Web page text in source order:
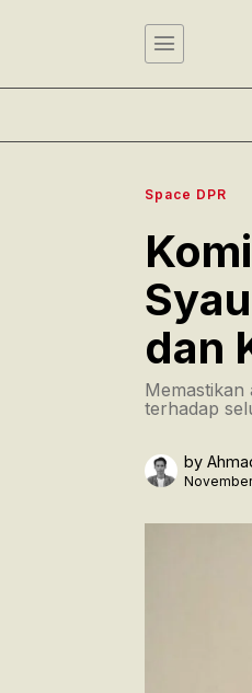
Space DPR
dan
Memastikan
terhadap
by